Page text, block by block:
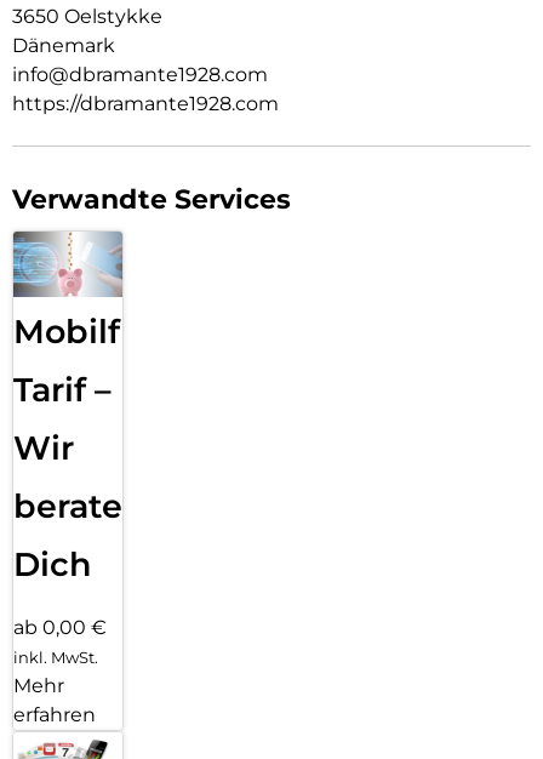
3650 Oelstykke
Dänemark
info@dbramante1928.com
https://dbramante1928.com
Verwandte Services
Mobilfunk
Tarif –
Wir
beraten
Dich
ab 0,00 €
inkl. MwSt.
Mehr
erfahren